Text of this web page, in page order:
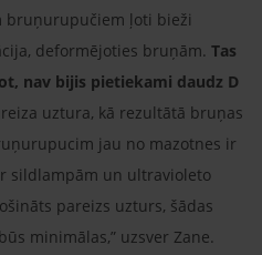
bruņurupučiem ļoti bieži
deformējoties bruņām. Tas
nav bijis pietiekami daudz D
uztura, kā rezultātā bruņas
jau no mazotnes ir
sildlampām un ultravioleto
pareizs uzturs, šādas
minimālas,” uzsver Zane.